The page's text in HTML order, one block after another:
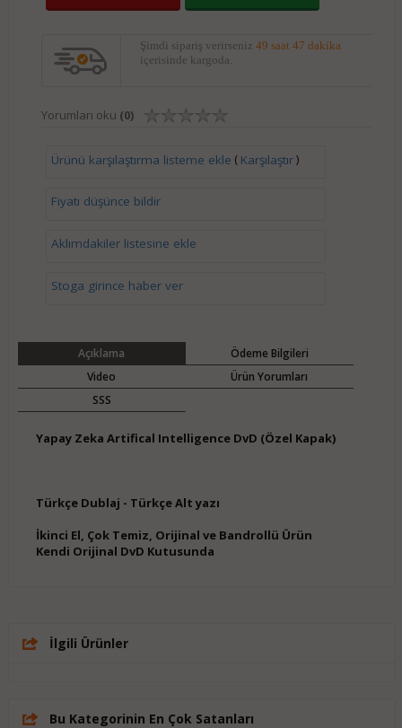
Şimdi sipariş verirseniz 49 saat 47 dakika
içerisinde kargoda.
Yorumları oku (0)
Ürünü karşılaştırma listeme ekle ( Karşılaştır)
Fiyatı düşünce bildir
Aklımdakiler listesine ekle
Stoga girince haber ver
Açıklama
Ödeme Bilgileri
Video
Ürün Yorumları
SSS
Yapay Zeka Artifical Intelligence DvD (Özel Kapak)
Türkçe Dublaj - Türkçe Alt yazı
İkinci El, Çok Temiz, Orijinal ve Bandrollü Ürün
Kendi Orijinal DvD Kutusunda
İlgili Ürünler
Bu Kategorinin En Çok Satanları